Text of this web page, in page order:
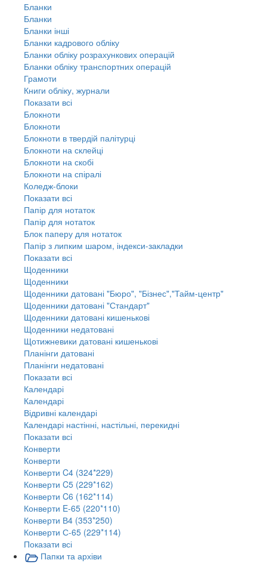
Бланки
Бланки
Бланки інші
Бланки кадрового обліку
Бланки обліку розрахункових операцій
Бланки обліку транспортних операцій
Грамоти
Книги обліку, журнали
Показати всі
Блокноти
Блокноти
Блокноти в твердій палітурці
Блокноти на склейці
Блокноти на скобі
Блокноти на спіралі
Коледж-блоки
Показати всі
Папір для нотаток
Папір для нотаток
Блок паперу для нотаток
Папір з липким шаром, індекси-закладки
Показати всі
Щоденники
Щоденники
Щоденники датовані "Бюро", "Бізнес","Тайм-центр"
Щоденники датовані "Стандарт"
Щоденники датовані кишенькові
Щоденники недатовані
Щотижневики датовані кишенькові
Планінги датовані
Планінги недатовані
Показати всі
Календарі
Календарі
Відривні календарі
Календарі настінні, настільні, перекидні
Показати всі
Конверти
Конверти
Конверти C4 (324*229)
Конверти C5 (229*162)
Конверти C6 (162*114)
Конверти E-65 (220*110)
Конверти В4 (353*250)
Конверти С-65 (229*114)
Показати всі
Папки та архіви